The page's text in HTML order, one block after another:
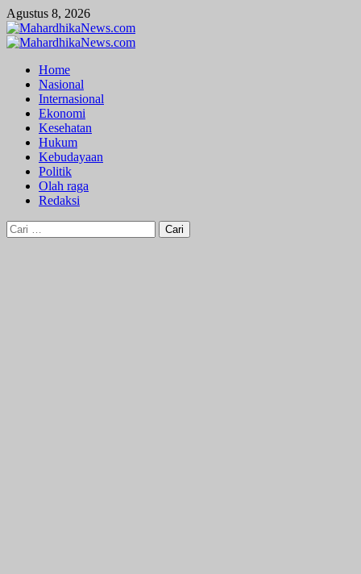
Skip
to
content
Agustus 8, 2026
Primary
Home
Nasional
Internasional
Ekonomi
Kesehatan
Hukum
Kebudayaan
Politik
Olah raga
Redaksi
Cari
untuk: